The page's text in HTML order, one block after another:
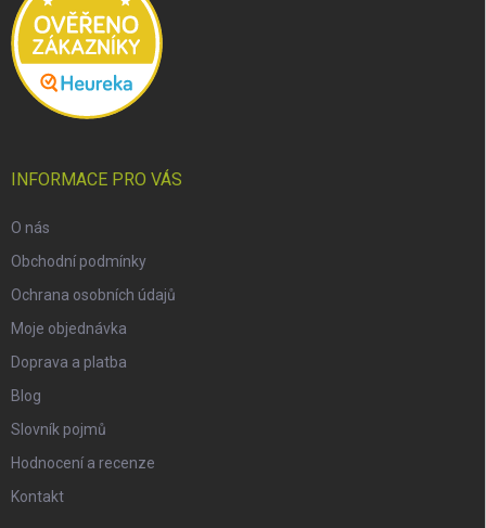
INFORMACE PRO VÁS
O nás
Obchodní podmínky
Ochrana osobních údajů
Moje objednávka
Doprava a platba
Blog
Slovník pojmů
Hodnocení a recenze
Kontakt